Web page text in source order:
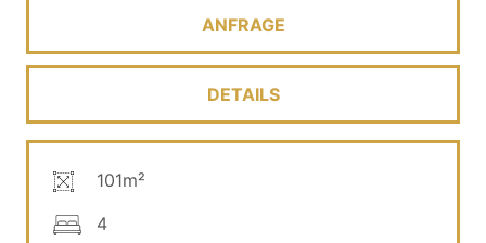
ANFRAGE
DETAILS
101m²
4